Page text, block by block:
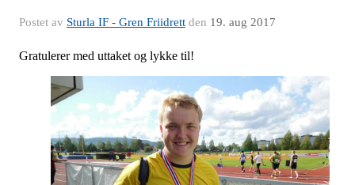
Postet av Sturla IF - Gren Friidrett den 19. aug 2017
Gratulerer med uttaket og lykke til!